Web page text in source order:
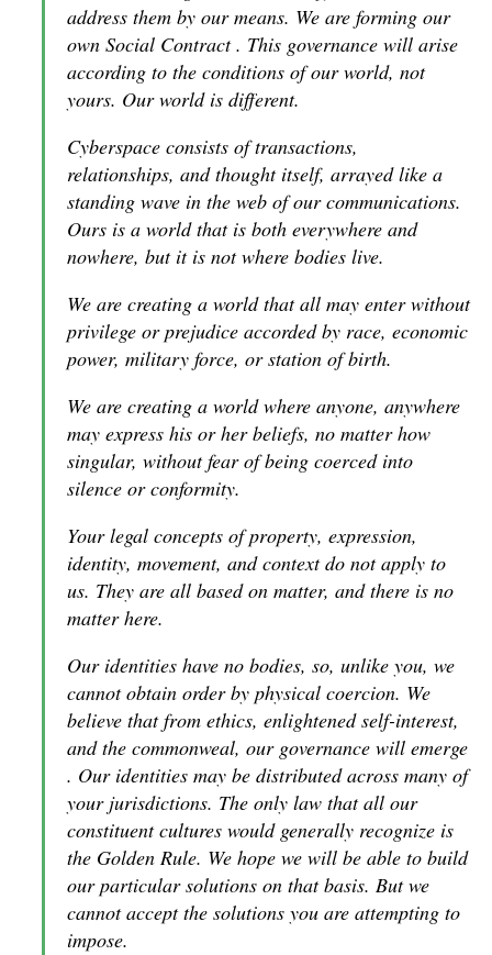
address them by our means. We are forming our
own Social Contract . This governance will arise
according to the conditions of our world, not
yours. Our world is different.
Cyberspace consists of transactions,
relationships, and thought itself, arrayed like a
standing wave in the web of our communications.
Ours is a world that is both everywhere and
nowhere, but it is not where bodies live.
We are creating a world that all may enter without
privilege or prejudice accorded by race, economic
power, military force, or station of birth.
We are creating a world where anyone, anywhere
may express his or her beliefs, no matter how
singular, without fear of being coerced into
silence or conformity.
Your legal concepts of property, expression,
identity, movement, and context do not apply to
us. They are all based on matter, and there is no
matter here.
Our identities have no bodies, so, unlike you, we
cannot obtain order by physical coercion. We
believe that from ethics, enlightened self-interest,
and the commonweal, our governance will emerge
. Our identities may be distributed across many of
your jurisdictions. The only law that all our
constituent cultures would generally recognize is
the Golden Rule. We hope we will be able to build
our particular solutions on that basis. But we
cannot accept the solutions you are attempting to
impose.